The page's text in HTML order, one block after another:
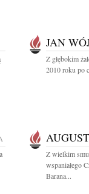
JAN
Z głębokim
2010 roku po
Z wielkim
wspaniałego
Barana...